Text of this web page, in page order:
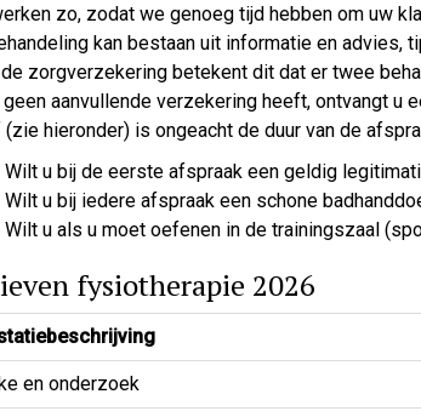
zo, zodat we genoeg tijd hebben om uw
kan bestaan uit informatie en advies,
zorgverzekering betekent dit dat er twee
aanvullende verzekering heeft, ontvangt u
hieronder) is ongeacht de duur van de
Wilt u bij de eerste afspraak een geldig
Wilt u bij iedere afspraak een schone
Wilt u als u moet oefenen in de trainingszaal
fysiotherapie 2026
en onderzoek